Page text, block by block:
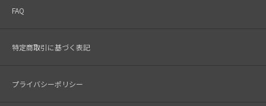
FAQ
特定商取引に基づく表記
プライバシーポリシー